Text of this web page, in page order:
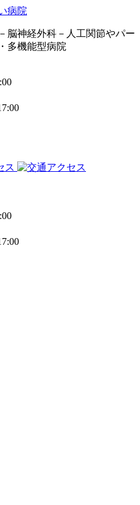
脳神経外科－人工関節やパー
多機能型病院